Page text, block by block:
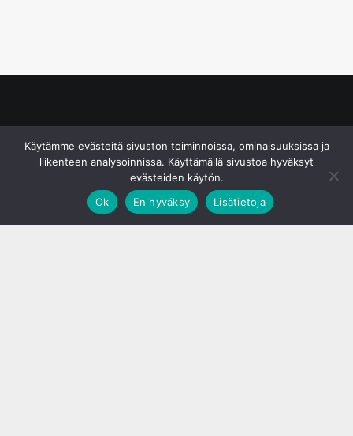
Käytämme evästeitä sivuston toiminnoissa, ominaisuuksissa ja
liikenteen analysoinnissa. Käyttämällä sivustoa hyväksyt
evästeiden käytön.
Ok
En hyväksy Lisätietoja